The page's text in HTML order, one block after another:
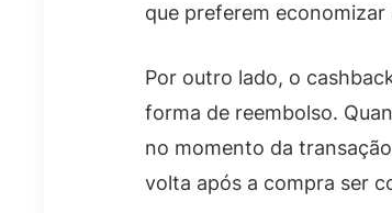
que preferem
Por outro lado, o
forma de reembolso.
no momento da
volta após a compra ser